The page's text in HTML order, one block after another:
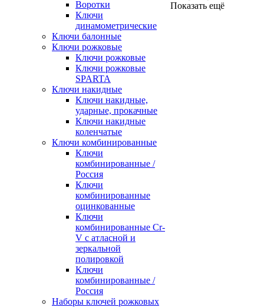
Воротки
Ключи
динамометрические
Ключи балонные
Ключи рожковые
Ключи рожковые
Ключи рожковые
SPARTA
Ключи накидные
Ключи накидные,
ударные, прокачные
Ключи накидные
коленчатые
Ключи комбинированные
Ключи
комбинированные /
Россия
Ключи
комбинированные
оцинкованные
Ключи
комбинированные Cr-
V с атласной и
зеркальной
полировкой
Ключи
комбинированные /
Россия
Наборы ключей рожковых
Показать ещё